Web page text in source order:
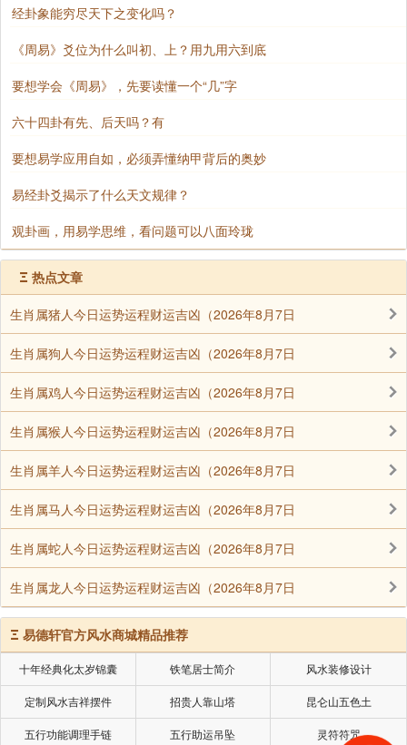
然！察其始而本无生，非徒无生也而本无形，非徒无形
也而本无气。
杂乎芒芴（wù）之间，变而有气，气变而有形，形
变而有生；今又变而之死，是相与为春秋冬夏四时行
人且偃（yǎn）然寝于巨室，而我噭噭（jiào）然随
而哭之，自以为不通乎命，故止也。
经卦象能穷尽天下之变化吗？
《周易》爻位为什么叫初、上？用九用六到底
要想学会《周易》，先要读懂一个“几”字
六十四卦有先、后天吗？有
要想易学应用自如，必须弄懂纳甲背后的奥妙
易经卦爻揭示了什么天文规律？
观卦画，用易学思维，看问题可以八面玲珑
Ξ 热点文章
生肖属猪人今日运势运程财运吉凶（2026年8月7日
生肖属狗人今日运势运程财运吉凶（2026年8月7日
生肖属鸡人今日运势运程财运吉凶（2026年8月7日
生肖属猴人今日运势运程财运吉凶（2026年8月7日
生肖属羊人今日运势运程财运吉凶（2026年8月7日
生肖属马人今日运势运程财运吉凶（2026年8月7日
生肖属蛇人今日运势运程财运吉凶（2026年8月7日
生肖属龙人今日运势运程财运吉凶（2026年8月7日
Ξ 易德轩官方风水商城精品推荐
十年经典化太岁锦囊 铁笔居士简介 风水装修设计
定制风水吉祥摆件 招贵人靠山塔 昆仑山五色土
五行功能调理手链 五行助运吊坠 灵符符咒